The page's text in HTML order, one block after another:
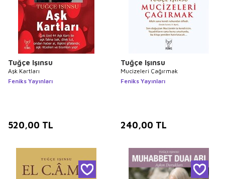
Tuğçe Işınsu
Aşk Kartları
Feniks Yayınları
520,00 TL
Tuğçe Işınsu
Mucizeleri Çağırmak
Feniks Yayınları
240,00 TL